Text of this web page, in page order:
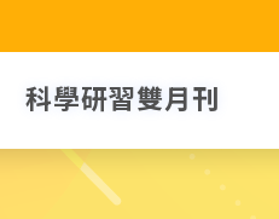
科學研習雙月刊